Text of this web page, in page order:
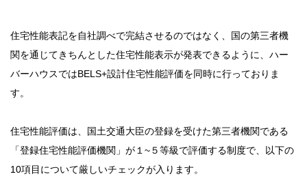
住宅性能表記を自社調べで完結させるのではなく、国の第三者機
関を通じてきちんとした住宅性能表示が発表できるように、ハー
バーハウスではBELS+設計住宅性能評価を同時に行っておりま
す。
住宅性能評価は、国土交通大臣の登録を受けた第三者機関である
「登録住宅性能評価機関」が１~５等級で評価する制度で、以下の
10項目について厳しいチェックが入ります。